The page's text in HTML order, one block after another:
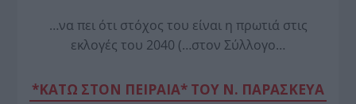
…να πει ότι στόχος του είναι η πρωτιά στις
εκλογές του 2040 (…στον Σύλλογο…
*ΚΑΤΩ ΣΤΟΝ ΠΕΙΡΑΙΑ* ΤΟΥ Ν. ΠΑΡΑΣΚΕΥΑ